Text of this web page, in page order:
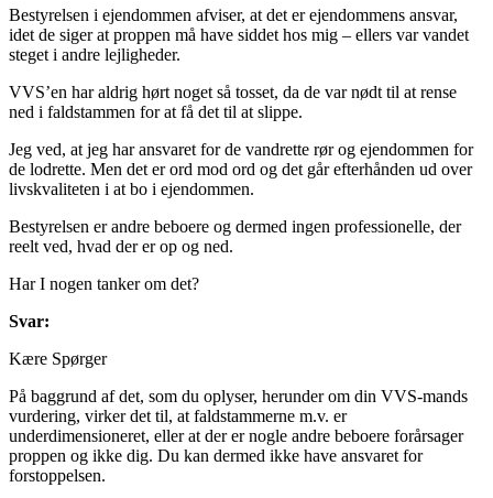
Bestyrelsen i ejendommen afviser, at det er ejendommens ansvar,
idet de siger at proppen må have siddet hos mig – ellers var vandet
steget i andre lejligheder.
VVS’en har aldrig hørt noget så tosset, da de var nødt til at rense
ned i faldstammen for at få det til at slippe.
Jeg ved, at jeg har ansvaret for de vandrette rør og ejendommen for
de lodrette. Men det er ord mod ord og det går efterhånden ud over
livskvaliteten i at bo i ejendommen.
Bestyrelsen er andre beboere og dermed ingen professionelle, der
reelt ved, hvad der er op og ned.
Har I nogen tanker om det?
Svar:
Kære Spørger
På baggrund af det, som du oplyser, herunder om din VVS-mands
vurdering, virker det til, at faldstammerne m.v. er
underdimensioneret, eller at der er nogle andre beboere forårsager
proppen og ikke dig. Du kan dermed ikke have ansvaret for
forstoppelsen.